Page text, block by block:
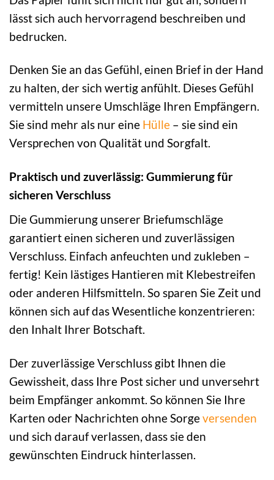
lässt sich auch hervorragend beschreiben und
bedrucken.
Denken Sie an das Gefühl, einen Brief in der Hand
zu halten, der sich wertig anfühlt. Dieses Gefühl
vermitteln unsere Umschläge Ihren Empfängern.
Sie sind mehr als nur eine Hülle – sie sind ein
Versprechen von Qualität und Sorgfalt.
Praktisch und zuverlässig: Gummierung für
sicheren Verschluss
Die Gummierung unserer Briefumschläge
garantiert einen sicheren und zuverlässigen
Verschluss. Einfach anfeuchten und zukleben –
fertig! Kein lästiges Hantieren mit Klebestreifen
oder anderen Hilfsmitteln. So sparen Sie Zeit und
können sich auf das Wesentliche konzentrieren:
den Inhalt Ihrer Botschaft.
Der zuverlässige Verschluss gibt Ihnen die
Gewissheit, dass Ihre Post sicher und unversehrt
beim Empfänger ankommt. So können Sie Ihre
Karten oder Nachrichten ohne Sorgeversenden
und sich darauf verlassen, dass sie den
gewünschten Eindruck hinterlassen.